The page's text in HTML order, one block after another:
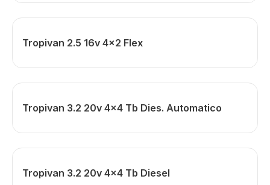
Tropivan 2.5 16v 4x2 Flex
Tropivan 3.2 20v 4x4 Tb Dies. Automatico
Tropivan 3.2 20v 4x4 Tb Diesel